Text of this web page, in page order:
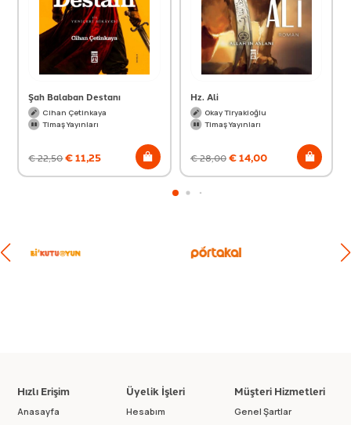
Şah Balaban Destanı
Cihan Çetinkaya
Timaş Yayınları
€22,50€11,25
Hz. Ali
Okay Tiryakioğlu
Timaş Yayınları
€28,00€14,00
Hızlı Erişim
Anasayfa
Üyelik İşleri
Hesabım
Müşteri Hizmetleri
Genel Şartlar